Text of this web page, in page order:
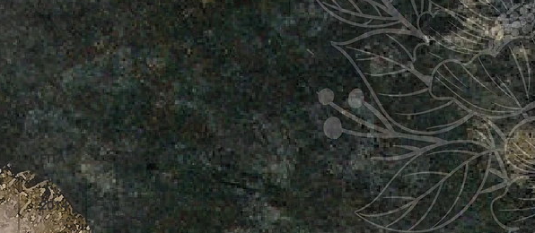
FITA Contactos
2014
Rua Luís de Camões - Casa da Cultura
7800-508 Beja